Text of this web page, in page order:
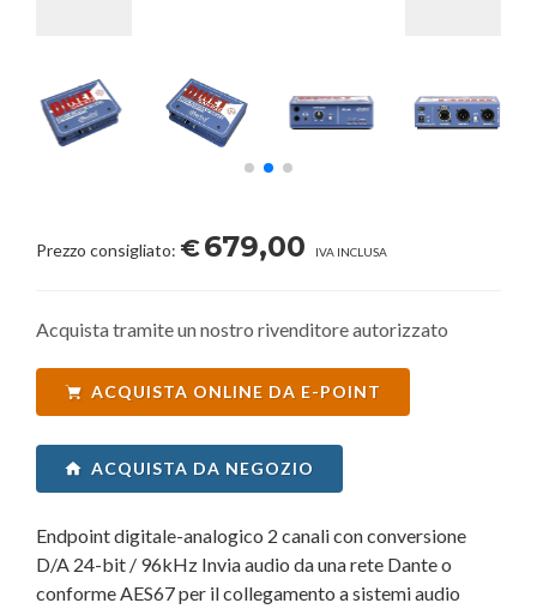
Prezzo consigliato: €679,00 IVA INCLUSA
Acquista tramite un nostro rivenditore autorizzato
ACQUISTA ONLINE DA E-POINT
ACQUISTA DA NEGOZIO
Endpoint digitale-analogico 2 canali con conversione
D/A 24-bit / 96kHz Invia audio da una rete Dante o
conforme AES67 per il collegamento a sistemi audio